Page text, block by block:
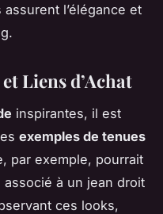
l’élégance et
Liens d’Achat
inspirantes, il est
exemples de tenues
par exemple, pourrait
à un jean droit
ces looks,